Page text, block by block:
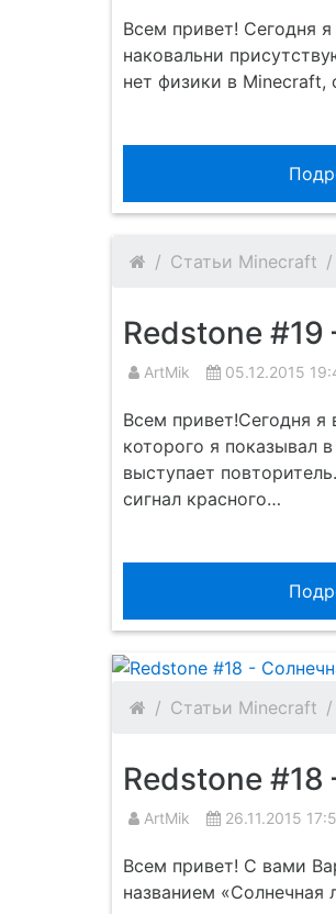
Всем привет! Сегодня
наковальни
нет физики в Minecraft,
Статьи Minecraft
Redstone
ArtMik 05.12.2015
Всем привет!Сегодня
которого я показывал
выступает
сигнал красного…
Статьи Minecraft
Redstone
ArtMik 26.11.2015
Всем привет! С вами
названием «Солнечная